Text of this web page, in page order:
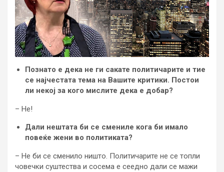
Познато е дека не ги сакате политичарите и тие
се најчестата тема на Вашите критики. Постои
ли некој за кого мислите дека е добар?
– Не!
Дали нештата би се смениле кога би имало
повеќе жени во политиката?
– Не би се сменило ништо. Политичарите не се топли
човечки суштества и сосема е сеедно дали се мажи